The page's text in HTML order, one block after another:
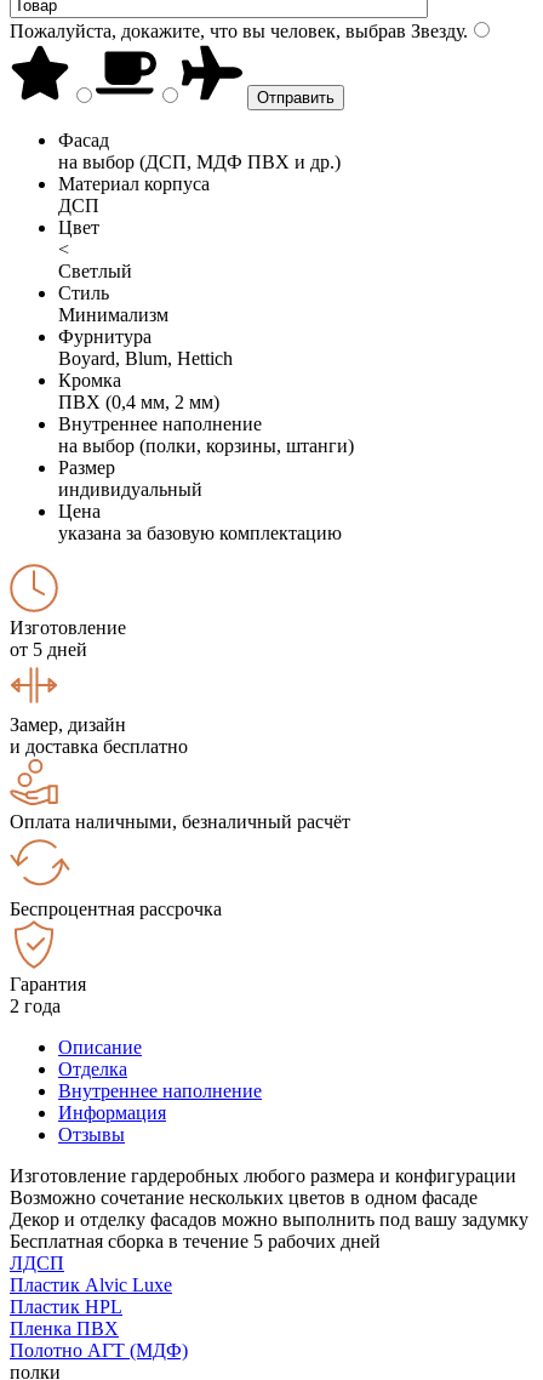
Пожалуйста, докажите, что вы человек, выбрав Звезду.
Фасад
на выбор (ДСП, МДФ ПВХ и др.)
Материал корпуса
ДСП
Цвет
<
Светлый
Стиль
Минимализм
Фурнитура
Boyard, Blum, Hettich
Кромка
ПВХ (0,4 мм, 2 мм)
Внутреннее наполнение
на выбор (полки, корзины, штанги)
Размер
индивидуальный
Цена
указана за базовую комплектацию
Изготовление
от 5 дней
Замер, дизайн
и доставка бесплатно
Оплата наличными, безналичный расчёт
Беспроцентная рассрочка
Гарантия
2 года
Описание
Отделка
Внутреннее наполнение
Информация
Отзывы
Изготовление гардеробных любого размера и конфигурации
Возможно сочетание нескольких цветов в одном фасаде
Декор и отделку фасадов можно выполнить под вашу задумку
Бесплатная сборка в течение 5 рабочих дней
ЛДСП
Пластик Alvic Luxe
Пластик HPL
Пленка ПВХ
Полотно АГТ (МДФ)
полки